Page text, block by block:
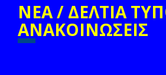
ΝΕΑ / ΔΕΛΤΙΑ
ΑΝΑΚΟΙΝΩΣΕΙΣ